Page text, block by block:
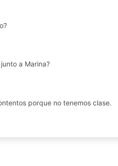
a Marina?
porque no tenemos clase.